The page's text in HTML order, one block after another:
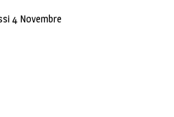
4 Novembre